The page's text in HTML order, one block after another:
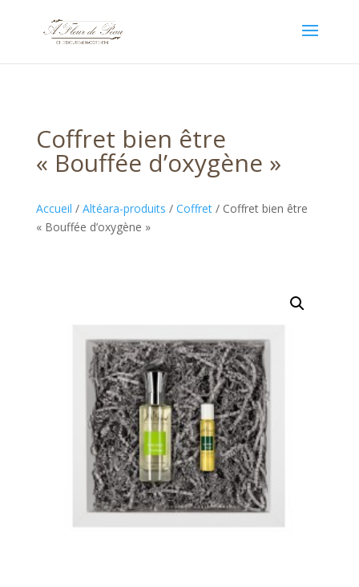
Coffret bien être
« Bouffée d’oxygène »
Accueil / Altéara-produits / Coffret/ Coffret bien être
« Bouffée d’oxygène »